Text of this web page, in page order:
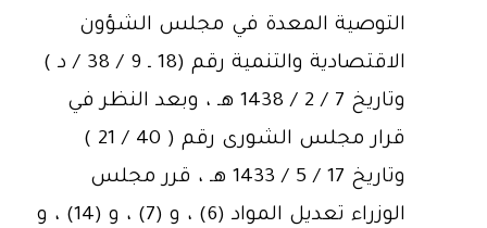
التوصية المعدة في مجلس الشؤون
الاقتصادية والتنمية رقم (18 ـ 9 / 38 / د )
وتاريخ 7 / 2 / 1438 هـ ، وبعد النظر في
قرار مجلس الشورى رقم ( 40 / 21 )
وتاريخ 17 / 5 / 1433 هـ ، قرر مجلس
الوزراء تعديل المواد (6) ، و (7) ، و (14) ، و